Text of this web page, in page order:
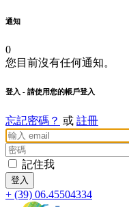
通知
0
您目前沒有任何通知。
登入 - 請使用您的帳戶登入
忘記密碼？ 或 註冊
記住我
+ (39) 06.45504334